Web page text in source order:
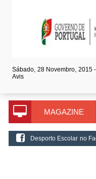
Sábado, 28 Novembro, 2015 -
Avis
MAGAZINE
Desporto Escolar no